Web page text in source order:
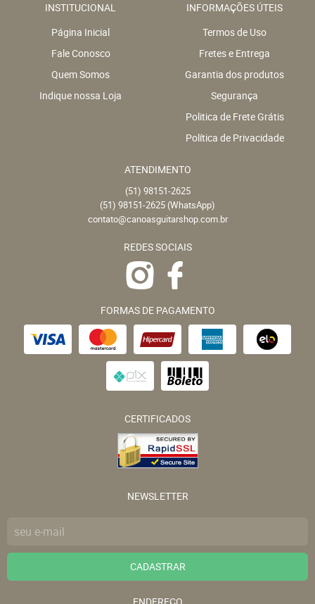
INSTITUCIONAL
Página Inicial
Fale Conosco
Quem Somos
Indique nossa Loja
INFORMAÇÕES ÚTEIS
Termos de Uso
Fretes e Entrega
Garantia dos produtos
Segurança
Politica de Frete Grátis
Política de Privacidade
ATENDIMENTO
(51) 98151-2625
(51) 98151-2625 (WhatsApp)
contato@canoasguitarshop.com.br
REDES SOCIAIS
FORMAS DE PAGAMENTO
CERTIFICADOS
NEWSLETTER
CADASTRAR